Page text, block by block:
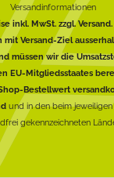
Versandinformationen
inkl. MwSt. zzgl.
mit Versand-Ziel
müssen wir die
EU-Mitgliedsstaates
Bestellwert
und in den beim jeweiligen
gekennzeichneten